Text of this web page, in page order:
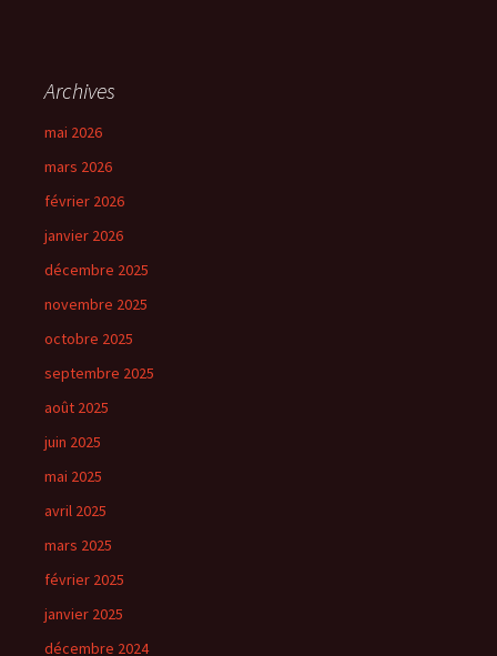
Archives
mai 2026
mars 2026
février 2026
janvier 2026
décembre 2025
novembre 2025
octobre 2025
septembre 2025
août 2025
juin 2025
mai 2025
avril 2025
mars 2025
février 2025
janvier 2025
décembre 2024